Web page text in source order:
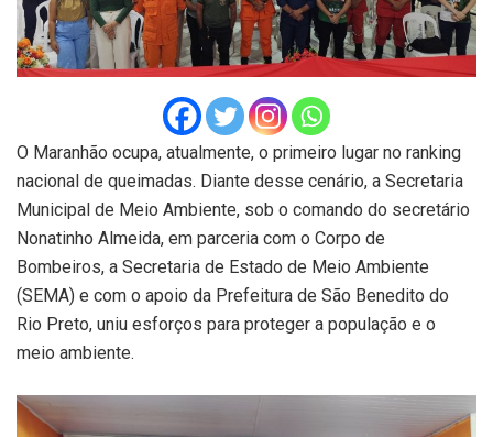
O Maranhão ocupa, atualmente, o primeiro lugar no ranking
nacional de queimadas. Diante desse cenário, a Secretaria
Municipal de Meio Ambiente, sob o comando do secretário
Nonatinho Almeida, em parceria com o Corpo de
Bombeiros, a Secretaria de Estado de Meio Ambiente
(SEMA) e com o apoio da Prefeitura de São Benedito do
Rio Preto, uniu esforços para proteger a população e o
meio ambiente.